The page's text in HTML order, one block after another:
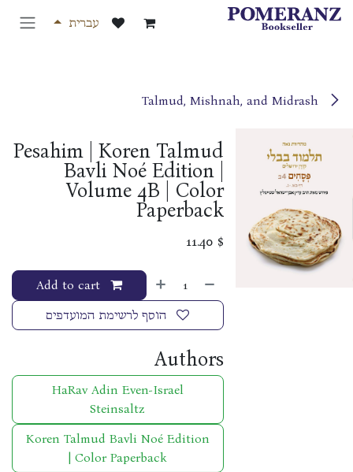
דלג לתוכן
עברית
Pesahim | Koren Talmud
Bavli Noé Edition |
Volume 4B | Color
Paperback
$
11.40
הוסף לרשימת המועדפים
Authors
HaRav Adin Even-Israel
Steinsaltz
Koren Talmud Bavli Noé Edition
| Color Paperback